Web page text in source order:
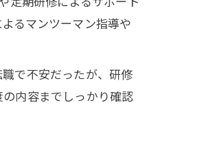
るマンツーマン指導や
で不安だったが、研修
内容までしっかり確認